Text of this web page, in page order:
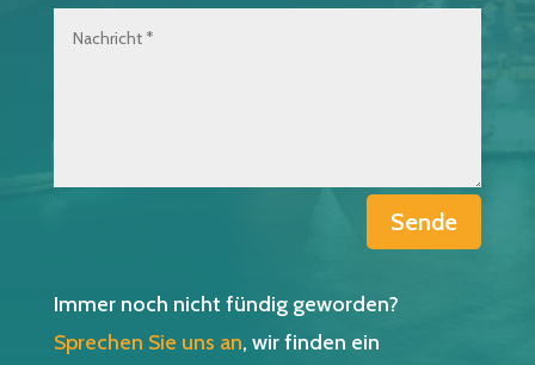
Sende
Immer noch nicht fündig geworden?
Sprechen Sie uns an, wir finden ein